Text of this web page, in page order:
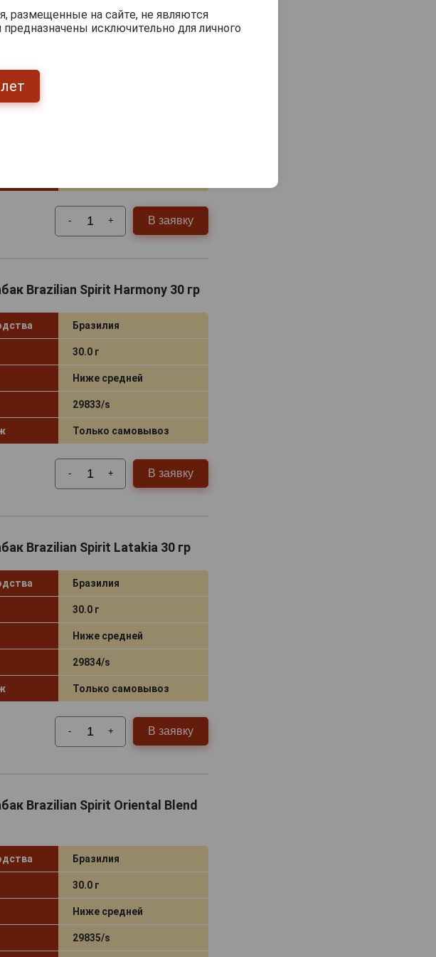
Brazilian Spirit Golden
- + В заявку
Brazilian Spirit Harmony 30 гр
Бразилия
30.0 г
Ниже средней
29833/s
Только самовывоз
- + В заявку
Brazilian Spirit Latakia 30 гр
Бразилия
30.0 г
Ниже средней
29834/s
Только самовывоз
- + В заявку
Brazilian Spirit Oriental Blend
Бразилия
30.0 г
Ниже средней
29835/s
размещенные на сайте, не являются
исключительно для личного